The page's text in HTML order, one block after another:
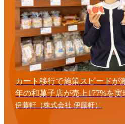
カート移行で施策スピードが
年の和菓子店が売上177%を
伊藤軒（株式会社 伊藤軒）